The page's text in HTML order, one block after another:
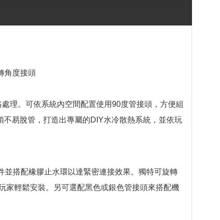
角度接頭
理。可依系統內空間配置使用90度管接頭，方便組
易脫管，打造出專屬的DIY水冷散熱系統，並依玩
搭配橡膠止水環以達緊密連接效果。獨特可旋轉
家輕鬆安裝。另可選配黑色或銀色管接頭來搭配機